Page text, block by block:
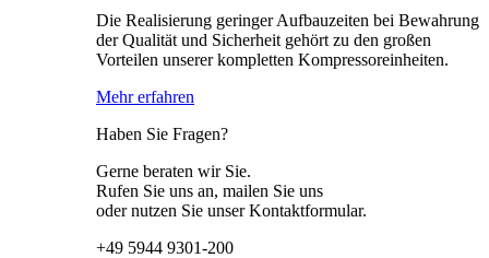
Die Realisierung geringer Aufbauzeiten bei Bewahrung
der Qualität und Sicherheit gehört zu den großen
Vorteilen unserer kompletten Kompressoreinheiten.
Mehr erfahren
Haben Sie Fragen?
Gerne beraten wir Sie.
Rufen Sie uns an, mailen Sie uns
oder nutzen Sie unser Kontaktformular.
+49 5944 9301-200